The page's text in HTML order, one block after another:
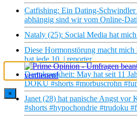
Catfishing: Ein Dating-Schwindler
abhängig sind wir vom Online-
Nataly (25): Social Media hat
Diese Hormonstörung macht
hat jede 10. | reporter
Darmkrankheit: May hat seit 11
DOKU #shorts #morbuscrohn
Janet (28) hat panische Angst
#shorts #hypochondrie #trudoku
×